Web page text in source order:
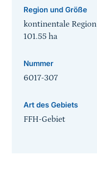
Region und Größe
kontinentale Region
101.55 ha
Nummer
6017-307
Art des Gebiets
FFH-Gebiet